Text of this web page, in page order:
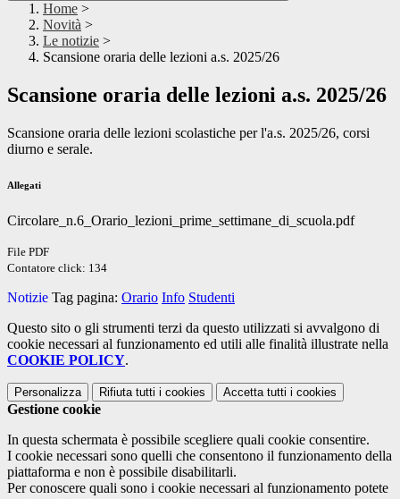
Home >
Novità >
Le notizie >
Scansione oraria delle lezioni a.s. 2025/26
Scansione oraria delle lezioni a.s. 2025/26
Scansione oraria delle lezioni scolastiche per l'a.s. 2025/26, corsi
diurno e serale.
Allegati
Circolare_n.6_Orario_lezioni_prime_settimane_di_scuola.pdf
File PDF
Contatore click: 134
Notizie Tag pagina: Orario Info Studenti
Questo sito o gli strumenti terzi da questo utilizzati si avvalgono di
cookie necessari al funzionamento ed utili alle finalità illustrate nella
COOKIE POLICY.
Personalizza Rifiuta tutti i cookies Accetta tutti i cookies
Gestione cookie
In questa schermata è possibile scegliere quali cookie consentire.
I cookie necessari sono quelli che consentono il funzionamento della
piattaforma e non è possibile disabilitarli.
Per conoscere quali sono i cookie necessari al funzionamento potete